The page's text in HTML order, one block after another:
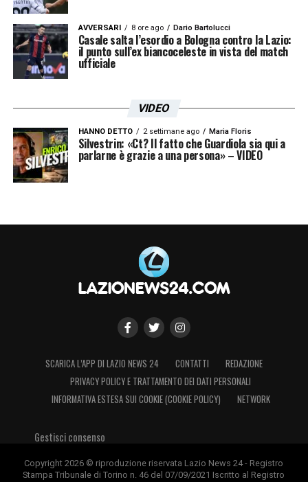
AVVERSARI 8 ore ago Dario Bartolucci
Casale salta l’esordio a Bologna contro la Lazio:
il punto sull’ex biancoceleste in vista del match
ufficiale
VIDEO
HANNO DETTO 2 settimane ago Maria Floris
Silvestrin: «Ct? Il fatto che Guardiola sia qui a
parlarne è grazie a una persona» – VIDEO
SCARICA L’APP DI LAZIO NEWS 24 CONTATTI
REDAZIONE
PRIVACY POLICY E TRATTAMENTO DEI DATI PERSONALI
INFORMATIVA ESTESA SUI COOKIE (COOKIE POLICY)
NETWORK
Gestisci consenso
Copyright 2026 © riproduzione riservata Lazio News 24 - Registro
Stampa Tribunale di Torino n. 46 del 07/09/2021 Iscritto al Registro